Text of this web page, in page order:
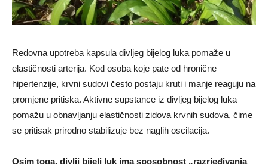
Redovna upotreba kapsula divljeg bijelog luka pomaže u
elastičnosti arterija. Kod osoba koje pate od hronične
hipertenzije, krvni sudovi često postaju kruti i manje reaguju na
promjene pritiska. Aktivne supstance iz divljeg bijelog luka
pomažu u obnavljanju elastičnosti zidova krvnih sudova, čime
se pritisak prirodno stabilizuje bez naglih oscilacija.
Osim toga, divlji bijeli luk ima sposobnost „razrjeđivanja